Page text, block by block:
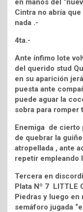
en manos del
Cintra no abría
nada .-
4ta.-
Ante ínfimo lote
del querido stud
en su aparición
puesta ante
puede aguar la
sobra para romper
Enemiga de cierto
de quebrar la
atropellada , ante
repetir empleando
Tercera en
Plata Nº 7 LITTLE
Piedras y luego
semáforo jugada